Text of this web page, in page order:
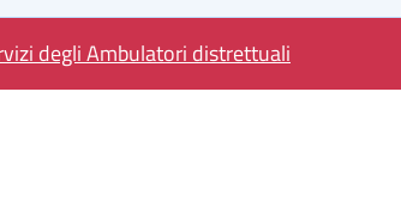
degli Ambulatori distrettuali